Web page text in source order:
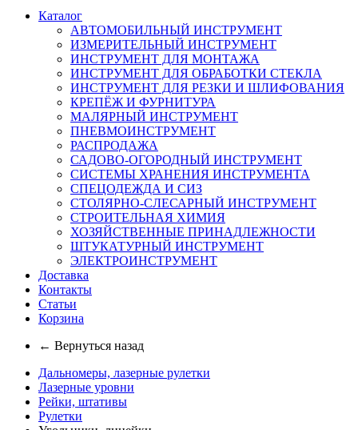
Каталог
АВТОМОБИЛЬНЫЙ ИНСТРУМЕНТ
ИЗМЕРИТЕЛЬНЫЙ ИНСТРУМЕНТ
ИНСТРУМЕНТ ДЛЯ МОНТАЖА
ИНСТРУМЕНТ ДЛЯ ОБРАБОТКИ СТЕКЛА
ИНСТРУМЕНТ ДЛЯ РЕЗКИ И ШЛИФОВАНИЯ
КРЕПЁЖ И ФУРНИТУРА
МАЛЯРНЫЙ ИНСТРУМЕНТ
ПНЕВМОИНСТРУМЕНТ
РАСПРОДАЖА
САДОВО-ОГОРОДНЫЙ ИНСТРУМЕНТ
СИСТЕМЫ ХРАНЕНИЯ ИНСТРУМЕНТА
СПЕЦОДЕЖДА И СИЗ
СТОЛЯРНО-СЛЕСАРНЫЙ ИНСТРУМЕНТ
СТРОИТЕЛЬНАЯ ХИМИЯ
ХОЗЯЙСТВЕННЫЕ ПРИНАДЛЕЖНОСТИ
ШТУКАТУРНЫЙ ИНСТРУМЕНТ
ЭЛЕКТРОИНСТРУМЕНТ
Доставка
Контакты
Статьи
Корзина
← Вернуться назад
Дальномеры, лазерные рулетки
Лазерные уровни
Рейки, штативы
Рулетки